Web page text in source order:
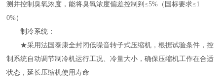
测并控制臭氧浓度，能将臭氧浓度偏差控制到≤5%（国标要求≤1
0%）
制冷系统：
★采用法国泰康全封闭低噪音转子式压缩机，根据试验条件，控
制系统自动调节制冷机运行工况、冷量大小，确保压缩机工作在合适
状态，延长压缩机使用寿命